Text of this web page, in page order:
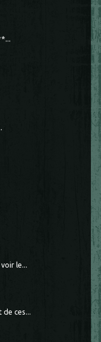
le...
de ces...